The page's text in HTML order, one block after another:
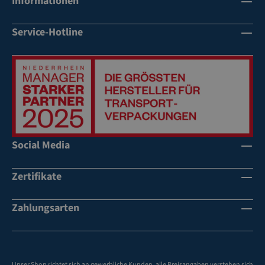
Service-Hotline
Social Media
Zertifikate
Zahlungsarten